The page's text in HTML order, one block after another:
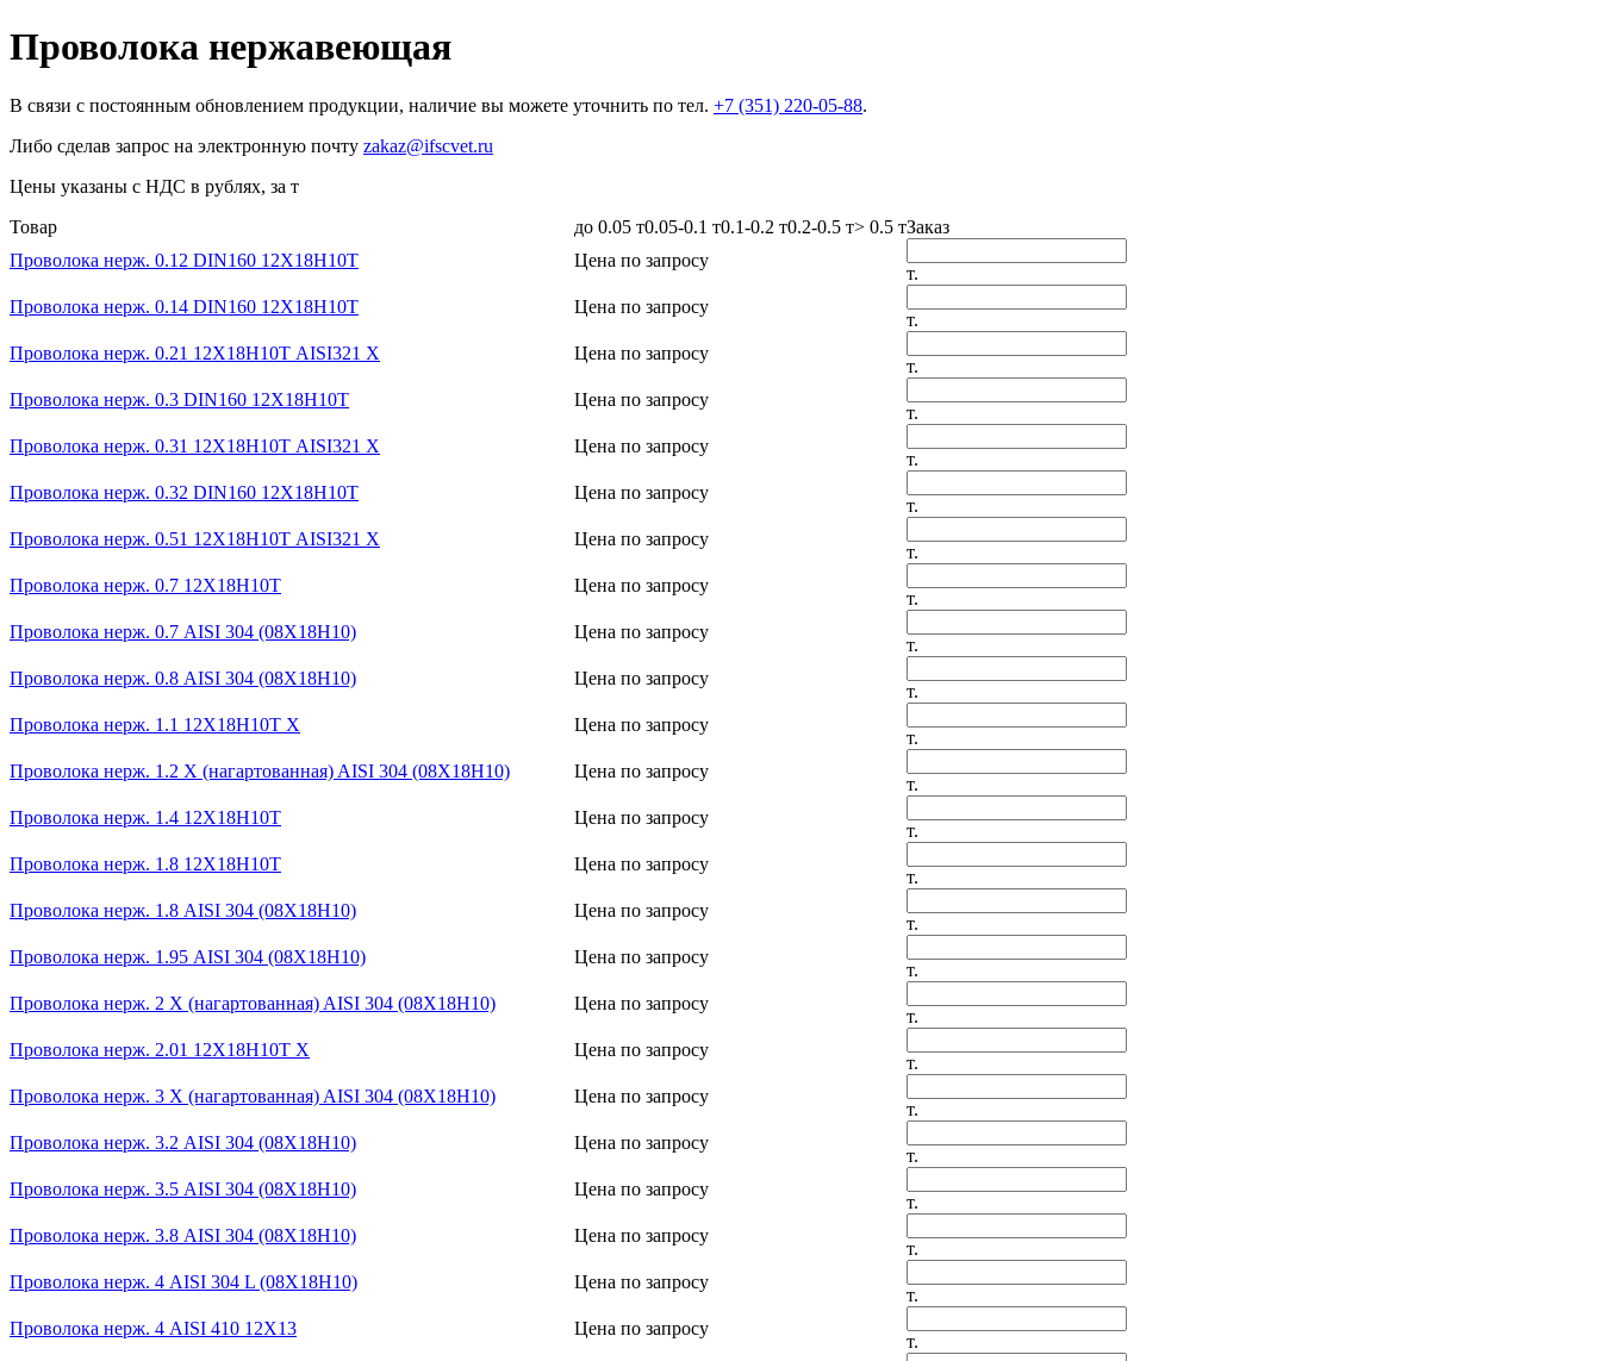
Проволока нержавеющая
В связи с постоянным обновлением продукции, наличие вы можете уточнить по тел. +7 (351) 220-05-88.
Либо сделав запрос на электронную почту zakaz@ifscvet.ru
Цены указаны с НДС в рублях, за т
Товар
до 0.05 т0.05-0.1 т0.1-0.2 т0.2-0.5 т> 0.5 тЗаказ
Проволока нерж. 0.12 DIN160 12Х18Н10Т
Цена по запросу
т.
Проволока нерж. 0.14 DIN160 12Х18Н10Т
Цена по запросу
т.
Проволока нерж. 0.21 12Х18Н10Т AISI321 Х
Цена по запросу
т.
Проволока нерж. 0.3 DIN160 12Х18Н10Т
Цена по запросу
т.
Проволока нерж. 0.31 12Х18Н10Т AISI321 Х
Цена по запросу
т.
Проволока нерж. 0.32 DIN160 12Х18Н10Т
Цена по запросу
т.
Проволока нерж. 0.51 12Х18Н10Т AISI321 Х
Цена по запросу
т.
Проволока нерж. 0.7 12Х18Н10Т
Цена по запросу
т.
Проволока нерж. 0.7 AISI 304 (08Х18Н10)
Цена по запросу
т.
Проволока нерж. 0.8 AISI 304 (08Х18Н10)
Цена по запросу
т.
Проволока нерж. 1.1 12Х18Н10Т Х
Цена по запросу
т.
Проволока нерж. 1.2 X (нагартованная) AISI 304 (08Х18Н10)
Цена по запросу
т.
Проволока нерж. 1.4 12Х18Н10Т
Цена по запросу
т.
Проволока нерж. 1.8 12Х18Н10Т
Цена по запросу
т.
Проволока нерж. 1.8 AISI 304 (08Х18Н10)
Цена по запросу
т.
Проволока нерж. 1.95 AISI 304 (08Х18Н10)
Цена по запросу
т.
Проволока нерж. 2 X (нагартованная) AISI 304 (08Х18Н10)
Цена по запросу
т.
Проволока нерж. 2.01 12Х18Н10Т Х
Цена по запросу
т.
Проволока нерж. 3 X (нагартованная) AISI 304 (08Х18Н10)
Цена по запросу
т.
Проволока нерж. 3.2 AISI 304 (08Х18Н10)
Цена по запросу
т.
Проволока нерж. 3.5 AISI 304 (08Х18Н10)
Цена по запросу
т.
Проволока нерж. 3.8 AISI 304 (08Х18Н10)
Цена по запросу
т.
Проволока нерж. 4 AISI 304 L (08Х18Н10)
Цена по запросу
т.
Проволока нерж. 4 AISI 410 12Х13
Цена по запросу
т.